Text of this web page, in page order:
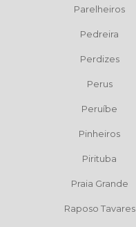
Parelheiros
Pedreira
Perdizes
Perus
Peruíbe
Pinheiros
Pirituba
Praia Grande
Raposo Tavares